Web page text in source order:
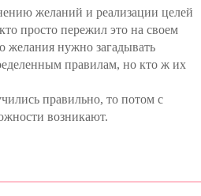
желаний и реализации целей
просто пережил это на своем
желания нужно загадывать
правилам, но кто ж их
правильно, то потом с
возникают.